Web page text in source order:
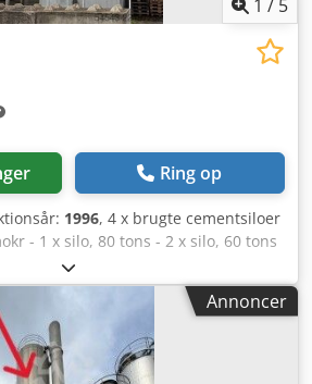
1 / 5
Ring op
1996, 4 x brugte cementsiloer
- 1 x silo, 80 tons - 2 x silo, 60 tons
i 30/30 med transportskruer og
Annoncer